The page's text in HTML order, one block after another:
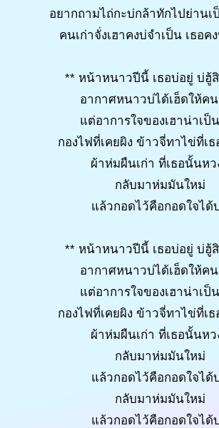
อยากถามไถ่กะบ่กล้าทักไปย่านเ
คนเก่าจั่งเฮาคงบ่จำเป็น เธอค
** หน้าหนาวปีนี้ เธอบ่อยู่ บ่ฮู้
อากาศหนาวบ่ได้เฮ็ดให้ค
แต่อาการใจของเฮาน่าเป็
กองไฟที่เคยผิง ข้าวจี่ทาไข่ที่เธ
ผ้าห่มผืนเก่า ที่เธอนั้นหว
กลับมาห่มมันใหม่
แล้วกอดไว้คือกอดใจได้
** หน้าหนาวปีนี้ เธอบ่อยู่ บ่ฮู้
อากาศหนาวบ่ได้เฮ็ดให้ค
แต่อาการใจของเฮาน่าเป็
กองไฟที่เคยผิง ข้าวจี่ทาไข่ที่เธ
ผ้าห่มผืนเก่า ที่เธอนั้นหว
กลับมาห่มมันใหม่
แล้วกอดไว้คือกอดใจได้
กลับมาห่มมันใหม่
แล้วกอดไว้คือกอดใจได้